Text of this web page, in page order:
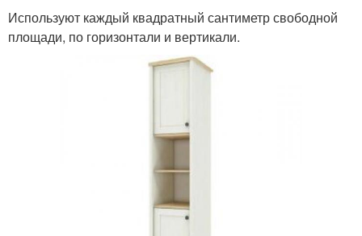
Используют каждый квадратный сантиметр свободной
площади, по горизонтали и вертикали.